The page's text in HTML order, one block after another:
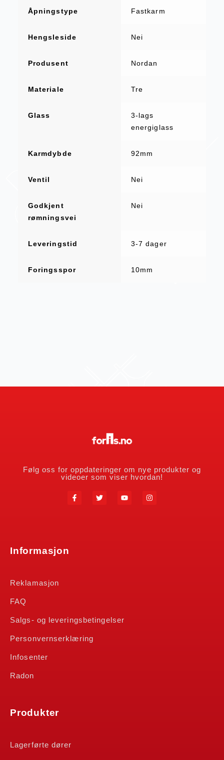
Åpningstype Fastkarm
Hengsleside Nei
Produsent Nordan
Materiale Tre
Glass
3-lags
energiglass
Karmdybde 92mm
Ventil Nei
Godkjent
rømningsvei
Nei
Leveringstid 3-7 dager
Foringsspor 10mm
Følg oss for oppdateringer om nye produkter og
videoer som viser hvordan!
Informasjon
Reklamasjon
FAQ
Salgs- og leveringsbetingelser
Personvernserklæring
Infosenter
Radon
Produkter
Lagerførte dører